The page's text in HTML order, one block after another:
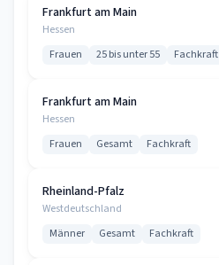
Frankfurt am Main
Hessen
Frauen 25 bis unter 55 Fachkraft
Frankfurt am Main
Hessen
Frauen Gesamt Fachkraft
Rheinland-Pfalz
Westdeutschland
Männer Gesamt Fachkraft